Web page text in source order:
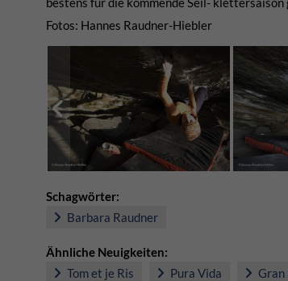
Fotos: Hannes Raudner-Hiebler
Schagwörter:
Barbara Raudner
Ähnliche Neuigkeiten:
Tom et je Ris
Pura Vida Gran